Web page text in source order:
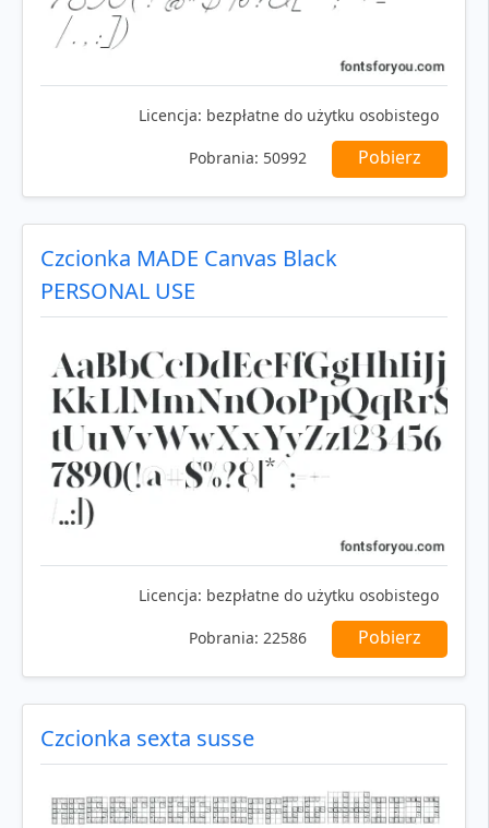
Licencja: bezpłatne do użytku osobistego
Pobrania: 50992 Pobierz
Czcionka MADE Canvas Black
PERSONAL USE
Licencja: bezpłatne do użytku osobistego
Pobrania: 22586 Pobierz
Czcionka sexta susse